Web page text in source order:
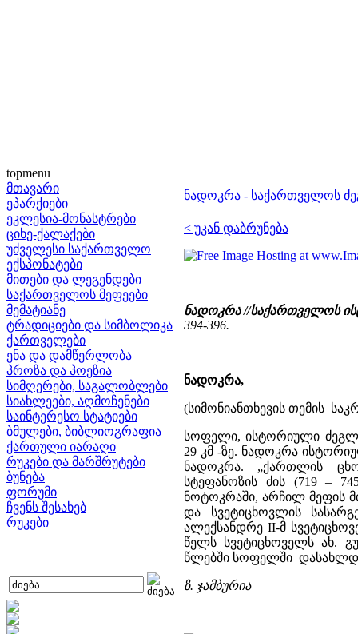
topmenu
მთავარი
ეპარქიები
ეკლესია-მონასტრები
ციხე-ქალაქები
უძველესი საქართველო
ექსპონატები
მითები და ლეგენდები
საქართველოს მეფეები
მემატიანე
ტრადიციები და სიმბოლიკა
ქართველები
ენა და დამწერლობა
პროზა და პოეზია
სიმღერები, საგალობლები
სიახლეები, აღმოჩენები
საინტერესო სტატიები
ბმულები, ბიბლიოგრაფია
ქართული იარაღი
რუკები და მარშრუტები
ბუნება
ფორუმი
ჩვენს შესახებ
რუკები
ნადოკრა - საქართველოს
< უკან დაბრუნება
ნადოკრა //საქართველოს
394-396.
ნადოკრა,
(სიმონიანთხევის თემის
სოფელი, ისტორიული
29 კმ -ზე. ნადოკრა
ნადოკრა. „ქართლის
სტეფანოზის ძის (719 –
ნოტოკრაში, არჩილ მეფის
და სვეტიცხოვლის
ალექსანდრე II-მ
წელს სვეტიცხოველს ახ.
წლებში სოფელში
ზ. ჯამბურია